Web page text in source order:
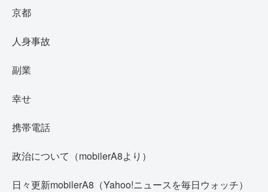
京都
人身事故
副業
幸せ
携帯電話
政治について（mobilerA8より）
日々更新mobilerA8（Yahoo!ニュースを毎日ウォッチ）